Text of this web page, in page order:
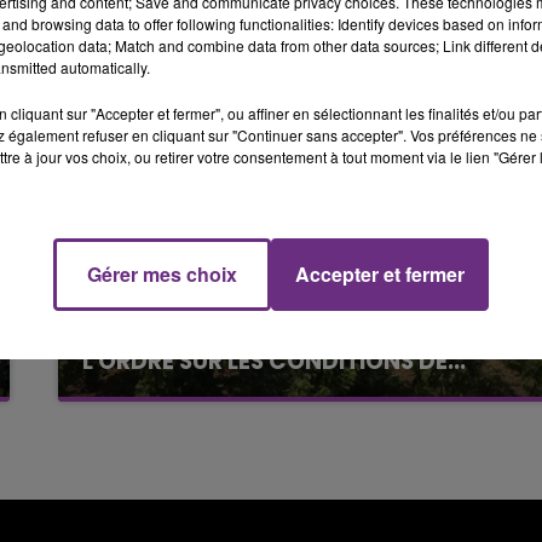
6h00 - 10h00
LA FAMILLE
6 août 2026
L'ORDRE SUR LES CONDITIONS DE...
Alors que les dates de début des vendange
LE TICKET DE CAISSE
browsing data to offer following functionalities: Identify devices based on
data; Match and combine data from other data sources; Link different
automatically.
cliquant sur "Accepter et fermer", ou affiner en sélectionnant les finalités et/ou
également refuser en cliquant sur "Continuer sans accepter". Vos préférences
à jour vos choix, ou retirer votre consentement à tout moment via le lien
Gérer mes choix Accepter et fermer